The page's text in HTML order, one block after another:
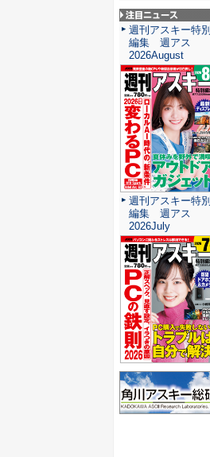
注目ニュース
週刊アスキー特別
編集 週アス
2026August
週刊アスキー特別
編集 週アス
2026July